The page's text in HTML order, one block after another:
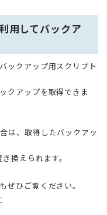
用してバックア
ックアップ用スクリプト
クアップを取得できま
は、取得したバックアッ
換えられます。
ぜひご覧ください。